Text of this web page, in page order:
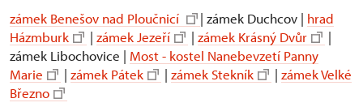
zámek Benešov nad Ploučnicí | zámek Duchcov | hrad
Házmburk
| zámek Jezeří | zámek Krásný Dvůr
|
zámek Libochovice | Most - kostel Nanebevzetí Panny
Marie
| zámek Pátek | zámek Stekník | zámek Velké
Březno